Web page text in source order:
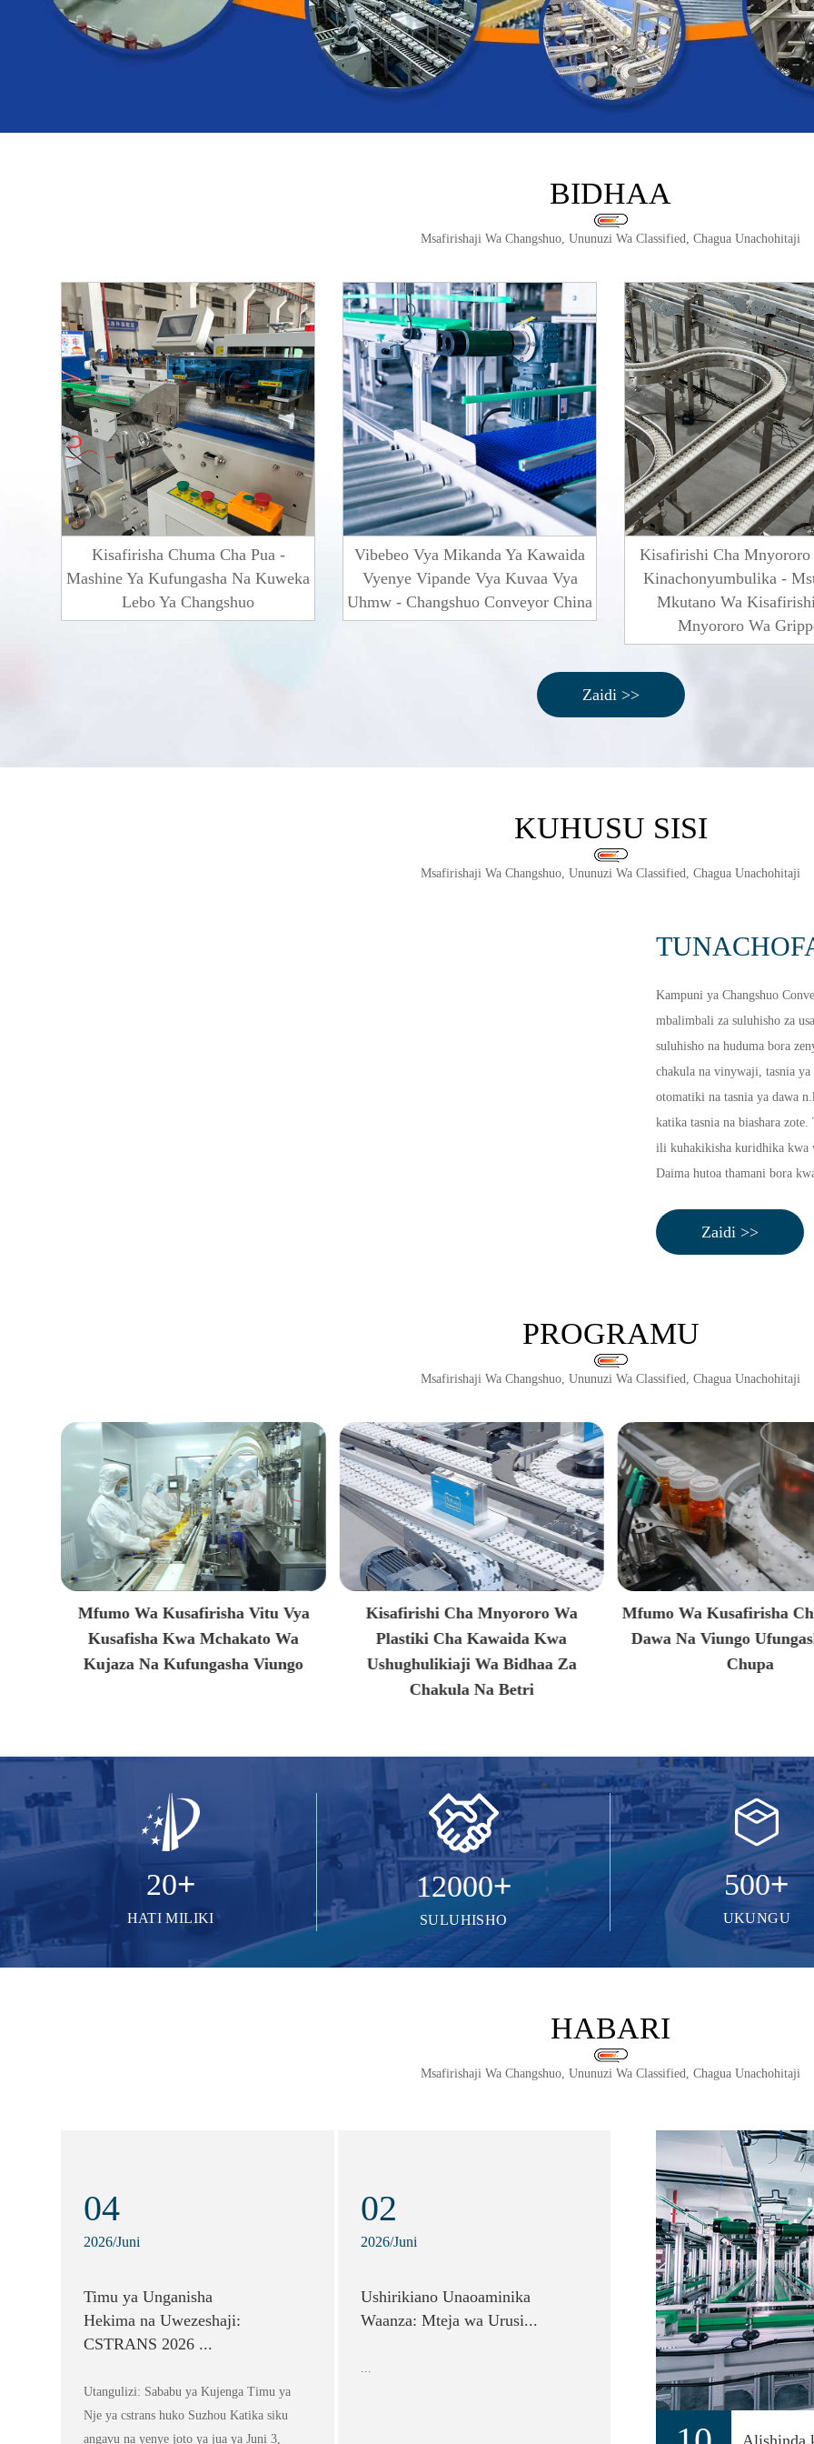
BIDHAA
Msafirishaji Wa Changshuo, Ununuzi Wa Classified, Chagua Unachohitaji
Kisafirisha Chuma Cha Pua -
Mashine Ya Kufungasha Na Kuweka
Lebo Ya Changshuo
Vibebeo Vya Mikanda Ya Kawaida
Vyenye Vipande Vya Kuvaa Vya
Uhmw - Changshuo Conveyor China
Kisafirishi Cha Mnyororo
Kinachonyumbulika -
Mkutano Wa
Mnyororo Wa
Zaidi >>
KUHUSU SISI
Msafirishaji Wa Changshuo, Ununuzi Wa Classified, Chagua Unachohitaji
Kampuni ya Changshuo
mbalimbali za suluhisho za
suluhisho na huduma bora
chakula na vinywaji, tasnia
otomatiki na tasnia ya dawa
katika tasnia na biashara
ili kuhakikisha kuridhika kwa
Daima hutoa thamani bora
Zaidi >>
PROGRAMU
Msafirishaji Wa Changshuo, Ununuzi Wa Classified, Chagua Unachohitaji
Kisafirishi Cha Mnyororo Wa
Plastiki Cha Kawaida Kwa
Ushughulikiaji Wa Bidhaa Za
Mfumo Wa Kusafirisha Chupa Kwa
Dawa Na Viungo Ufungashaji Wa
Chupa
Mfumo Wa Kusafirisha
Belt Kwa Ajili Ya
Katoni Katika
20+
HATI MILIKI
12000+
SULUHISHO
500+
UKUNGU
HABARI
Msafirishaji Wa Changshuo, Ununuzi Wa Classified, Chagua Unachohitaji
04
2026/Juni
Timu ya Unganisha
Hekima na Uwezeshaji:
CSTRANS 2026 ...
Utangulizi: Sababu ya Kujenga Timu ya
Nje ya cstrans huko Suzhou Katika siku
angavu na yenye joto ya jua ya Juni 3,
02
2026/Juni
Ushirikiano Unaoaminika
Waanza: Mteja wa Urusi...
...